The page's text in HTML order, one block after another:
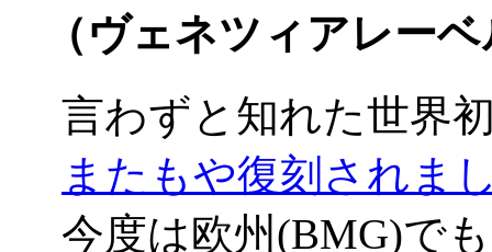
（ヴェネツィアレー
言わずと知れた世界
またもや復刻されま
今度は欧州(BMG)で